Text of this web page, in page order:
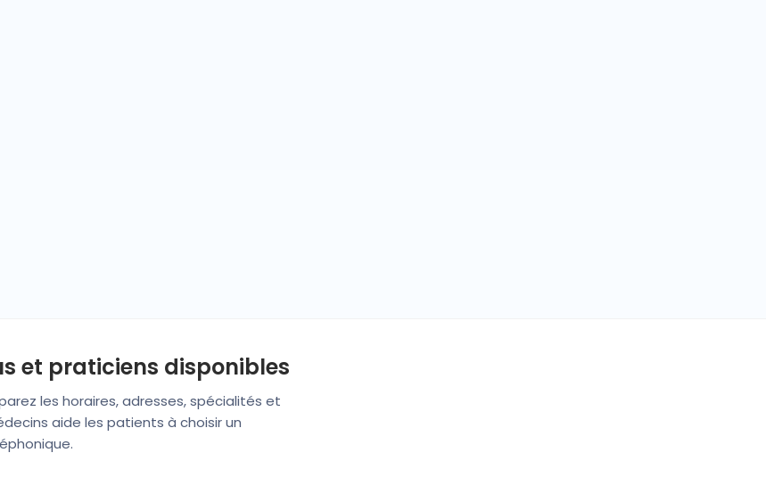
et praticiens disponibles
les horaires, adresses, spécialités et
aide les patients à choisir un